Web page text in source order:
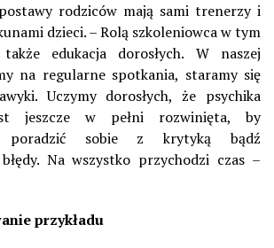
rodziców mają sami trenerzy i
dzieci. – Rolą szkoleniowca w tym
edukacja dorosłych. W naszej
na regularne spotkania, staramy się
Uczymy dorosłych, że psychika
jeszcze w pełni rozwinięta, by
poradzić sobie z krytyką bądź
Na wszystko przychodzi czas –
przykładu